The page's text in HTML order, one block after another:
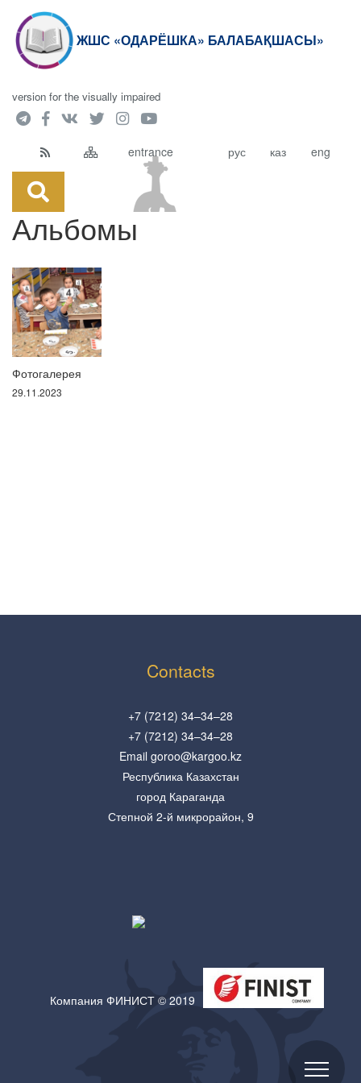
ЖШС «ОДАРЁШКА» БАЛАБАҚШАСЫ»
version for the visually impaired
entrance рус каз eng
Альбомы
Фотогалерея
29.11.2023
Contacts
+7 (7212) 34–34–28
+7 (7212) 34–34–28
Email goroo@kargoo.kz
Республика Казахстан
город Караганда
Степной 2-й микрорайон, 9
Компания ФИНИСТ © 2019